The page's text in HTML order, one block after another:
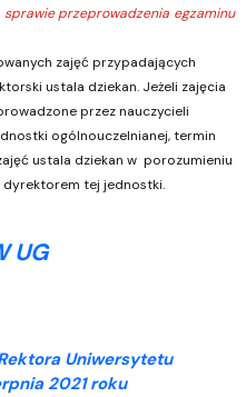
przeprowadzenia egzaminu
zajęć przypadających
ustala dziekan. Jeżeli zajęcia
przez nauczycieli
ogólnouczelnianej, termin
ustala dziekan w porozumieniu
dyrektorem tej jednostki.
UG
Uniwersytetu
2021 roku